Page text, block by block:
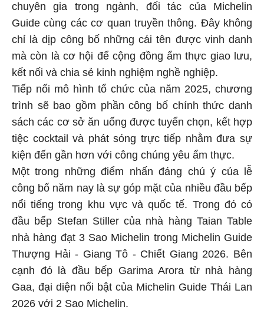
chuyên gia trong ngành, đối tác của Michelin
Guide cùng các cơ quan truyền thông. Đây không
chỉ là dịp công bố những cái tên được vinh danh
mà còn là cơ hội để cộng đồng ẩm thực giao lưu,
kết nối và chia sẻ kinh nghiệm nghề nghiệp.
Tiếp nối mô hình tổ chức của năm 2025, chương
trình sẽ bao gồm phần công bố chính thức danh
sách các cơ sở ăn uống được tuyển chọn, kết hợp
tiệc cocktail và phát sóng trực tiếp nhằm đưa sự
kiện đến gần hơn với công chúng yêu ẩm thực.
Một trong những điểm nhấn đáng chú ý của lễ
công bố năm nay là sự góp mặt của nhiều đầu bếp
nổi tiếng trong khu vực và quốc tế. Trong đó có
đầu bếp Stefan Stiller của nhà hàng Taian Table
nhà hàng đạt 3 Sao Michelin trong Michelin Guide
Thượng Hải - Giang Tô - Chiết Giang 2026. Bên
cạnh đó là đầu bếp Garima Arora từ nhà hàng
Gaa, đại diện nổi bật của Michelin Guide Thái Lan
2026 với 2 Sao Michelin.